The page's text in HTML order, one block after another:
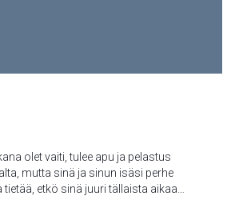
olet vaiti, tulee apu ja pelastus
mutta sinä ja sinun isäsi perhe
tietää, etkö sinä juuri tällaista aikaa